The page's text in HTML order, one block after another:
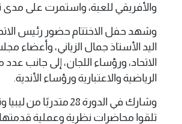
والأفريقي للعبة، واستمرت على مدى
وشهد حفل الاختتام حضور رئيس
اليد الأستاذ جمال الزياني، وأعضاء
الاتحاد، ورؤساء اللجان، إلى جانب
الرياضية والاعتبارية ورؤساء الأندية.
وشارك في الدورة 28
تلقوا محاضرات نظرية وعملية قدمتها